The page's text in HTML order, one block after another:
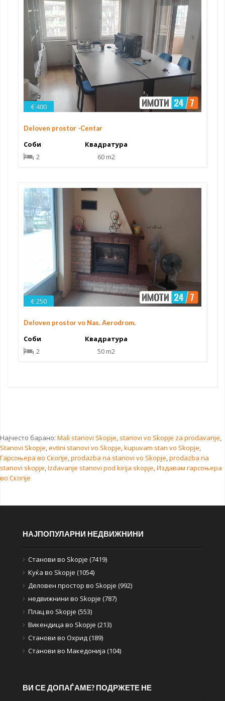
€ 400
Deloven prostor -Centar
Соби
2
Квадратура
60 m2
€ 250
Deloven prostor vo Nas. Aerodrom.
Соби
2
Квадратура
50 m2
Најчесто барано: Mali stanovi Skopje, stanovi vo Skopje za prodavanje,
Stanovi Skopje,evtini stanovi vo Skopje,kupuvam stan vo Skopje,
Гарсоњера во Скопје,prodazba na stanovi vo Skopje,prodazba na
stanovi skopje,Izdavanje stanovi pod kirija skopje,Издавам гарсоњера
во Скопје
НАЈПОПУЛАРНИ НЕДВИЖНИНИ
Станови во Skopje (7419)
Куќа во Skopje (1054)
Деловен простор во Skopje (992)
недвижнини во Skopje (787)
Плац во Skopje (553)
Викендица во Skopje (213)
Станови во Охрид (189)
Станови во Македонија (104)
ВИ СЕ ДОПАЃАМЕ? ПОДРЖЕТЕ НЕ